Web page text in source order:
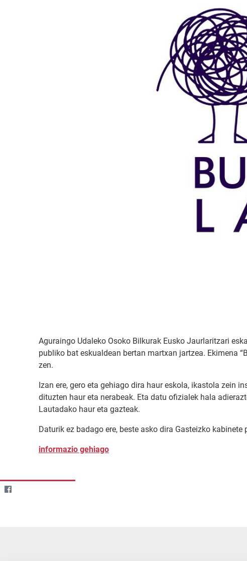
Aguraingo Udaleko Osoko Bilkurak Eusko Jaurlaritzari
publiko bat eskualdean bertan martxan jartzea. Ekimena
zen.
Izan ere, gero eta gehiago dira haur eskola, ikastola zein
dituzten haur eta nerabeak. Eta datu ofizialek hala
Lautadako haur eta gazteak.
Daturik ez badago ere, beste asko dira Gasteizko
informazio gehiago